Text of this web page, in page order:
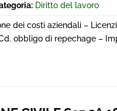
Diritto del lavoro
dei costi aziendali –
obbligo di repechage –